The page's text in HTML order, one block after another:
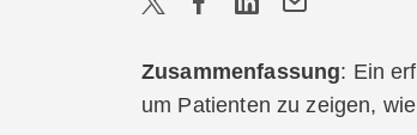
Zusammenfassung: Ein
um Patienten zu zeigen,